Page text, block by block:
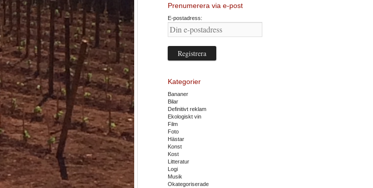
Prenumerera via e-post
E-postadress:
Kategorier
Bananer
Bilar
Definitivt reklam
Ekologiskt vin
Film
Foto
Hästar
Konst
Kost
Litteratur
Logi
Musik
Okategoriserade